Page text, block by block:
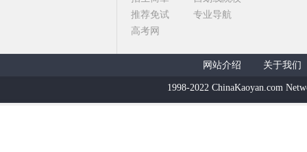
推荐免试
高考网
专业导航
网站介绍 关于我们
1998-2022 ChinaKaoyan.com